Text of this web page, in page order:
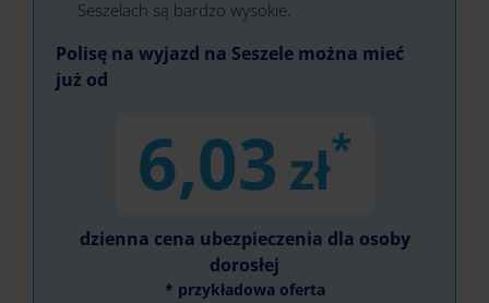
Seszelach są bardzo wysokie.
Polisę na wyjazd na Seszele można mieć
już od
6,03 zł*
dzienna cena ubezpieczenia dla osoby
dorosłej
* przykładowa oferta